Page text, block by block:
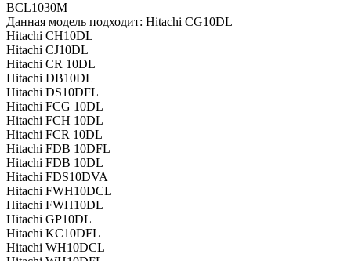
BCL1030M
Данная модель подходит: Hitachi CG10DL
Hitachi CH10DL
Hitachi CJ10DL
Hitachi CR 10DL
Hitachi DB10DL
Hitachi DS10DFL
Hitachi FCG 10DL
Hitachi FCH 10DL
Hitachi FCR 10DL
Hitachi FDB 10DFL
Hitachi FDB 10DL
Hitachi FDS10DVA
Hitachi FWH10DCL
Hitachi FWH10DL
Hitachi GP10DL
Hitachi KC10DFL
Hitachi WH10DCL